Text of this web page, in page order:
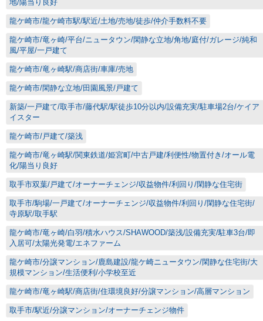
地/陽当り良好
龍ケ崎市/龍ケ崎市駅/駅近/土地/売地/徒歩/仲介手数料不要
龍ケ崎市/竜ヶ崎/平台/ニュータウン/閑静な立地/角地/庭付/ガレージ/純和
風/平屋/一戸建て
龍ケ崎市/竜ヶ崎駅/商店街/車庫/売地
龍ケ崎市/閑静な立地/田園風景/戸建て
新築/一戸建て/取手市/藤代駅/駅徒歩10分以内/設備充実/駐車場2台/ケイア
イスター
龍ケ崎市/戸建て/築浅
龍ケ崎市/竜ヶ崎駅/関東鉄道/姫宮町/中古戸建/利便性/物置付き/オール電
化/陽当り良好
取手市双葉/戸建て/オーナーチェンジ/収益物件/利回り/閑静な住宅街
取手市/駒場/一戸建て/オーナーチェンジ/収益物件/利回り/閑静な住宅街/
寺原駅/取手駅
龍ケ崎市/竜ヶ崎/白羽/積水ハウス/SHAWOOD/築浅/設備充実/駐車3台/即
入居可/太陽光発電/エネファーム
龍ケ崎市/分譲マンション/鹿島建設/龍ケ崎ニュータウン/閑静な住宅街/大
規模マンション/生活便利/小学校至近
龍ケ崎市/竜ヶ崎駅/商店街/住環境良好/分譲マンション/高層マンション
取手市/駅近/分譲マンション/オーナーチェンジ物件